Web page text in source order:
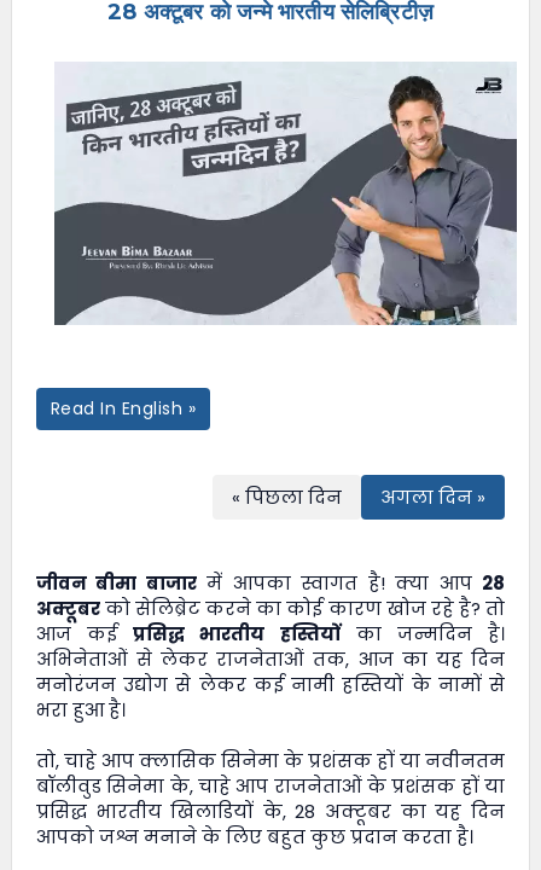
28 अक्टूबर को जन्मे भारतीय सेलिब्रिटीज़
Read In English »
« पिछला दिन अगला दिन »
जीवन बीमा बाजारमें आपका स्वागत है! क्या आप 28
अक्टूबरको सेलिब्रेट करने का कोई कारण खोज रहे है? तो
आज कईप्रसिद्ध भारतीय हस्तियोंका जन्मदिन है।
अभिनेताओं से लेकर राजनेताओं तक, आज का यह दिन
मनोरंजन उद्योग से लेकर कई नामी हस्तियों के नामों से
भरा हुआ है।
तो, चाहे आप क्लासिक सिनेमा के प्रशंसक हों या नवीनतम
बॉलीवुड सिनेमा के, चाहे आप राजनेताओं के प्रशंसक हों या
प्रसिद्ध भारतीय खिलाडियों के, 28 अक्टूबर का यह दिन
आपको जश्न मनाने के लिए बहुत कुछ प्रदान करता है।